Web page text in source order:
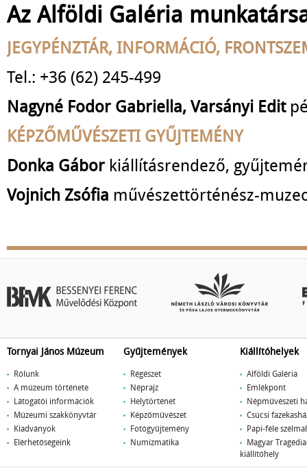
Az Alföldi Galéria
JEGYPÉNZTÁR, INFORMÁCIÓ,
Tel.: +36 (62) 245-499
Nagyné Fodor Gabriella, Varsányi Edit
KÉPZŐMŰVÉSZETI GYŰJTEMÉNY
Donka Gábor kiállításrendező,
Vojnich Zsófia művészettörténész-
Tornyai János Múzeum
Rólunk
A múzeum története
Látogatói információk
Múzeumi szakkönyvtár
Kiadványok
Elérhetőségeink
Gyűjtemények
Régészet
Néprajz
Helytörténet
Képzőművészet
Fotógyűjtemény
Numizmatika
Kiállítóhelyek
Alföldi Galéria
Emlékpont
Népművészeti
Csúcsi
Papi-féle
Magyar
kiállítóhely